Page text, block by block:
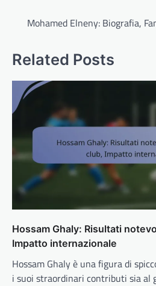
navigation
Mohamed Elneny: Biografia,
Related Posts
Hossam Ghaly: Risultati
Impatto internazionale
Hossam Ghaly è una figura di
i suoi straordinari contributi sia al